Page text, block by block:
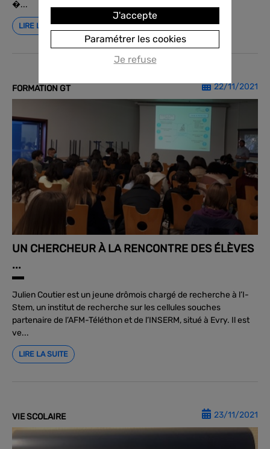
�...
LIRE LA SUITE
FORMATION GT 22/11/2021
UN CHERCHEUR À LA RENCONTRE DES ÉLÈVES
...
Julien Coutier est un jeune drômois chargé de recherche à l’I-
Stem, un institut de recherche sur les cellules souches
partenaire de l’AFM-Téléthon et de l’INSERM, situé à Evry. Il est
ve...
LIRE LA SUITE
VIE SCOLAIRE 23/11/2021
J'accepte
Paramétrer les cookies
Je refuse